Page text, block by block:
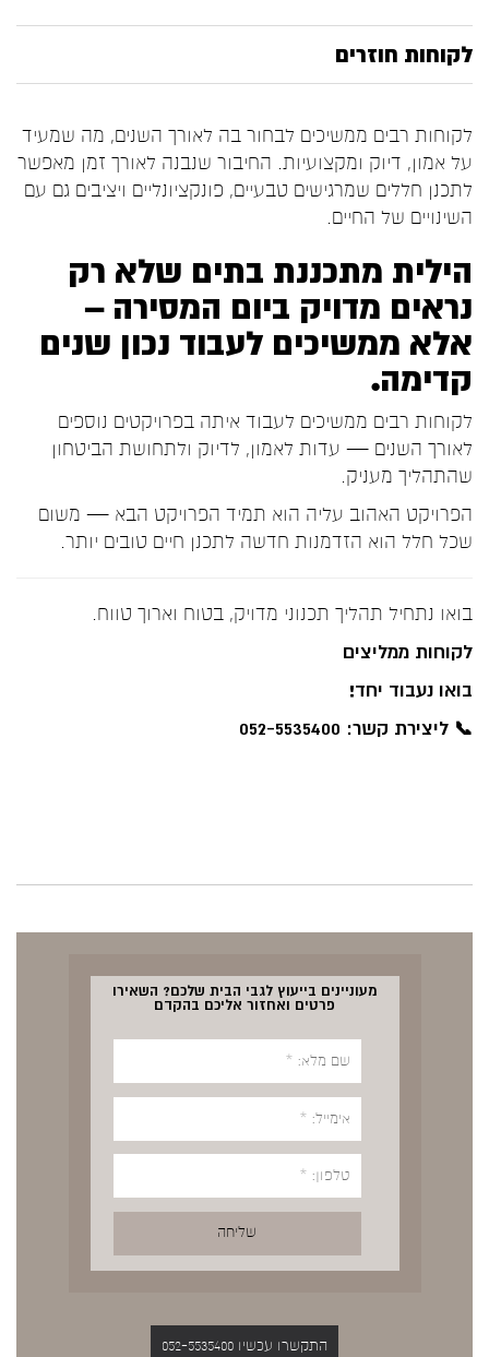
לקוחות חוזרים
לקוחות רבים ממשיכים לבחור בה לאורך השנים, מה שמעיד
על אמון, דיוק ומקצועיות. החיבור שנבנה לאורך זמן מאפשר
לתכנן חללים שמרגישים טבעיים, פונקציונליים ויציבים גם עם
השינויים של החיים.
הילית מתכננת בתים שלא רק
נראים מדויק ביום המסירה —
אלא ממשיכים לעבוד נכון שנים
קדימה.
לקוחות רבים ממשיכים לעבוד איתה בפרויקטים נוספים
לאורך השנים — עדות לאמון, לדיוק ולתחושת הביטחון
שהתהליך מעניק.
הפרויקט האהוב עליה הוא תמיד הפרויקט הבא — משום
שכל חלל הוא הזדמנות חדשה לתכנן חיים טובים יותר.
בואו נתחיל תהליך תכנוני מדויק, בטוח וארוך טווח.
לקוחות ממליצים
בואו נעבוד יחד!
📞 ליצירת קשר: 052-5535400
מעוניינים בייעוץ לגבי הבית שלכם? השאירו
פרטים ואחזור אליכם בהקדם
התקשרו עכשיו 052-5535400